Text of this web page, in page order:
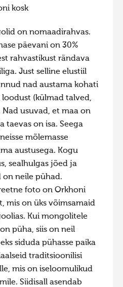
kosk
on nomaadirahvas.
päevani on 30%
rahvastikust rändava
Just selline elustiil
nad austama kohati
loodust (külmad talved,
Nad usuvad, et maa on
taevas on isa. Seega
mõlemasse
austusega. Kogu
sealhulgas jõed ja
on neile pühad.
foto on Orkhoni
mis on üks võimsamaid
Kui mongolitele
püha, siis on neil
siduda pühasse paika
traditsioonilisi
mis on iseloomulikud
Siidisall asendab